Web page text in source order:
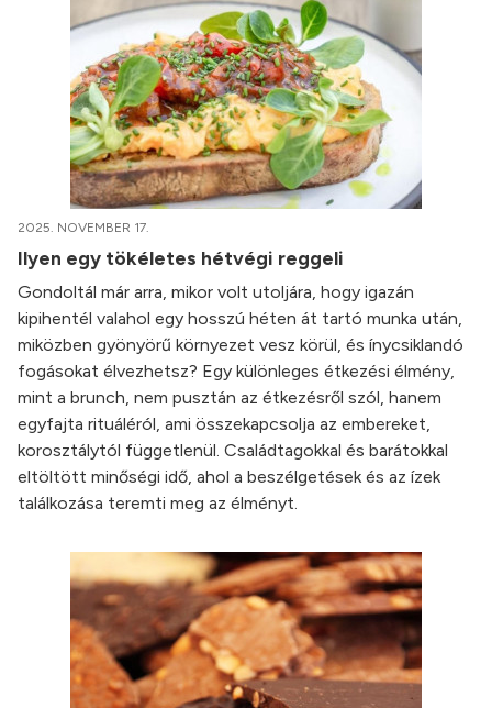
2025. NOVEMBER 17.
Ilyen egy tökéletes hétvégi reggeli
Gondoltál már arra, mikor volt utoljára, hogy igazán
kipihentél valahol egy hosszú héten át tartó munka után,
miközben gyönyörű környezet vesz körül, és ínycsiklandó
fogásokat élvezhetsz? Egy különleges étkezési élmény,
mint a brunch, nem pusztán az étkezésről szól, hanem
egyfajta rituáléról, ami összekapcsolja az embereket,
korosztálytól függetlenül. Családtagokkal és barátokkal
eltöltött minőségi idő, ahol a beszélgetések és az ízek
találkozása teremti meg az élményt.